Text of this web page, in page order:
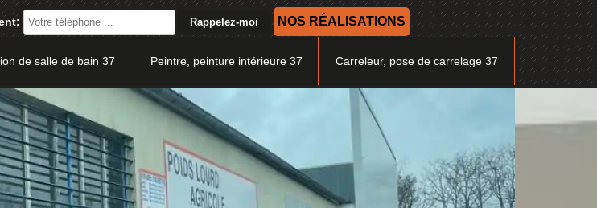
NOS RÉALISATIONS
de salle de bain 37 Peintre, peinture intérieure 37 Carreleur, pose de carrelage 37